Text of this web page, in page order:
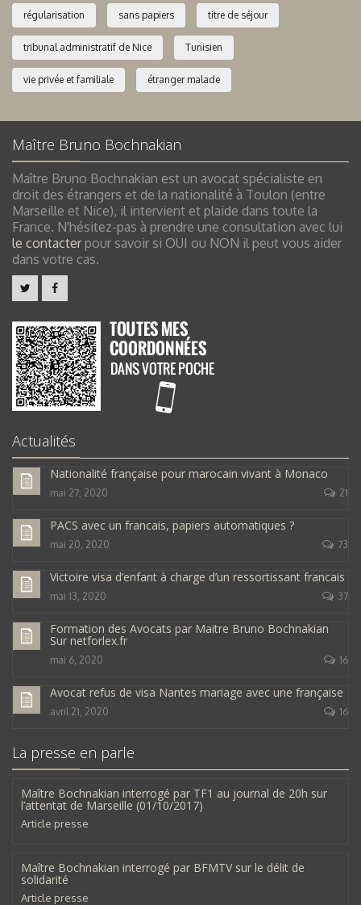
régularisation sans papiers titre de séjour
tribunal administratif de Nice Tunisien
vie privée et familiale étranger malade
Maître Bruno Bochnakian
Maître Bruno Bochnakian est un avocat spécialiste en
droit des étrangers et de la nationalité à Toulon (entre
Marseille et Nice), il intervient et plaide dans toute la
France. N'hésitez-pas à prendre une consultation avec lui
le contacterpour savoir si OUI ou NON il peut vous aider
dans votre cas.
Actualités
Nationalité française pour marocain vivant à Monaco
mai 27, 2020 21
PACS avec un francais, papiers automatiques ?
mai 20, 2020 73
Victoire visa d’enfant à charge d’un ressortissant francais
mai 13, 2020 37
Formation des Avocats par Maitre Bruno Bochnakian
Sur netforlex.fr
mai 6, 2020 16
Avocat refus de visa Nantes mariage avec une française
avril 21, 2020 16
La presse en parle
Maître Bochnakian interrogé par TF1 au journal de 20h sur
l’attentat de Marseille (01/10/2017)
Article presse
Maître Bochnakian interrogé par BFMTV sur le délit de
solidarité
Article presse